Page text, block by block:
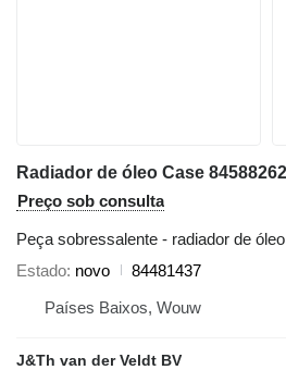
Preço sob consulta
Peça sobressalente - radiador de óleo
Estado novo
84481437
Países Baixos, Wouw
J&Th van der Veldt BV